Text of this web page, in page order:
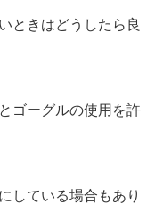
ときはどうしたら良
ゴーグルの使用を許
している場合もあり